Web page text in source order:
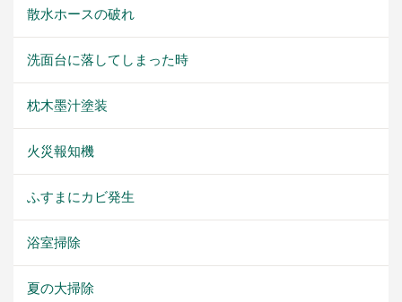
散水ホースの破れ
洗面台に落してしまった時
枕木墨汁塗装
火災報知機
ふすまにカビ発生
浴室掃除
夏の大掃除